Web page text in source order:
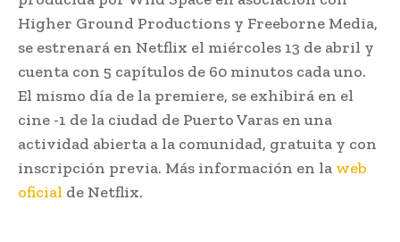
Higher Ground Productions y Freeborne Media,
se estrenará en Netflix el miércoles 13 de abril y
cuenta con 5 capítulos de 60 minutos cada uno.
El mismo día de la premiere, se exhibirá en el
cine -1 de la ciudad de Puerto Varas en una
actividad abierta a la comunidad, gratuita y con
inscripción previa. Más información en la web
oficial de Netflix.